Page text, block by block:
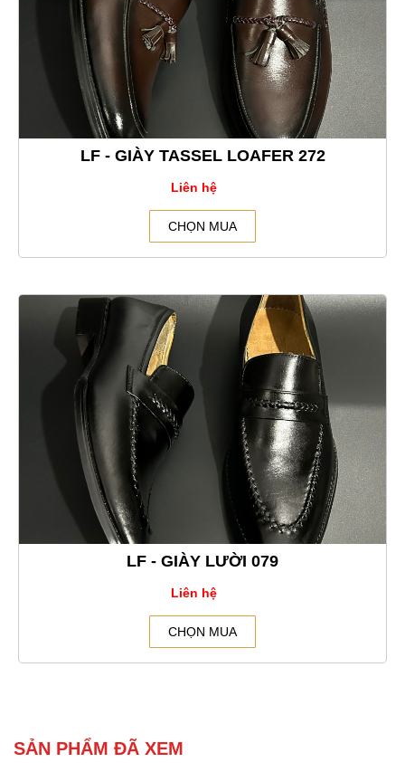
LF - GIÀY TASSEL LOAFER 272
Liên hệ
CHỌN MUA
LF - GIÀY LƯỜI 079
Liên hệ
CHỌN MUA
SẢN PHẨM ĐÃ XEM